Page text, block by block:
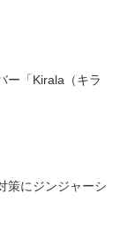
ー「Kirala（キラ
策にジンジャーシ